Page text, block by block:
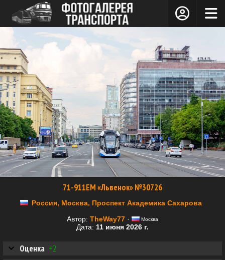
71-911ЕМ «Львенок» №30726
Россия, Москва, Проспект Академика Сахарова
Автор: TheWay77 · Москва
Дата: 11 июня 2026 г.
Оценка +2